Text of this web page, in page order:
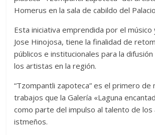
Homerus en la sala de cabildo del
Esta iniciativa emprendida por el
Jose Hinojosa, tiene la finalidad de
públicos e institucionales para la
los artistas en la región.
“Tzompantli zapoteca” es el primero de
trabajos que la Galería «Laguna
como parte del impulso al talento de
istmeños.